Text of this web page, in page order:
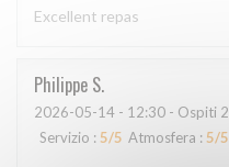
Excellent repas
Philippe S
2026-05-14 - 12:30 - Ospiti 2
Servizio : 5/5 Atmosfera : 5/5